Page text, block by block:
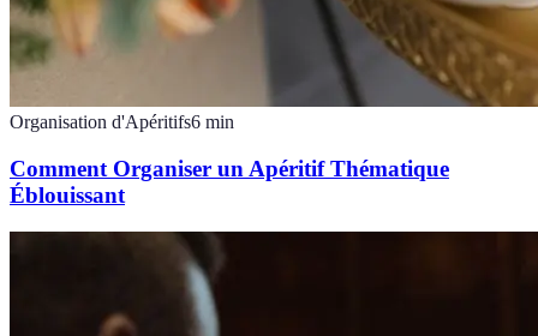
Organisation d'Apéritifs6 min
Comment Organiser un Apéritif Thématique
Éblouissant